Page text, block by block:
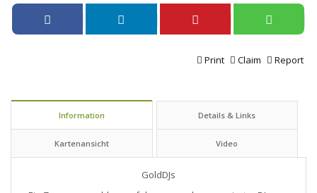
Report
Claim
Print
Information Details & Links
Kartenansicht Video
GoldDJs